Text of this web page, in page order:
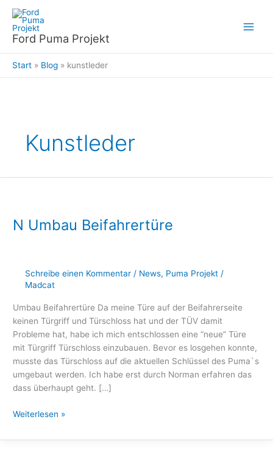
Inhalt
springen
Ford Puma Projekt
Start Blog kunstleder
Kunstleder
N Umbau Beifahrertüre
Schreibe einen Kommentar / News, Puma Projekt/
Madcat
Umbau Beifahrertüre Da meine Türe auf der Beifahrerseite
keinen Türgriff und Türschloss hat und der TÜV damit
Probleme hat, habe ich mich entschlossen eine “neue” Türe
mit Türgriff Türschloss einzubauen. Bevor es losgehen konnte,
musste das Türschloss auf die aktuellen Schlüssel des Puma`s
umgebaut werden. Ich habe erst durch Norman erfahren das
dass überhaupt geht. […]
N
Beifahrertüre
Weiterlesen »